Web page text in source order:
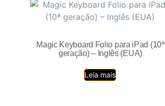
Magic Keyboard Folio para iPad (10ª
geração) – Inglês (EUA)
Leia mais